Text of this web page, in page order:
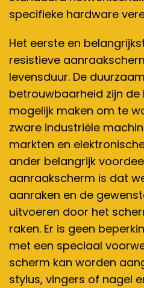
specifieke hardware
Het eerste en
resistieve
levensduur. De
betrouwbaarheid zijn de
mogelijk maken om te
zware industriële
markten en
ander belangrijk
aanraakscherm is dat
aanraken en de
uitvoeren door het
raken. Er is geen
met een speciaal
scherm kan worden
stylus, vingers of nagel